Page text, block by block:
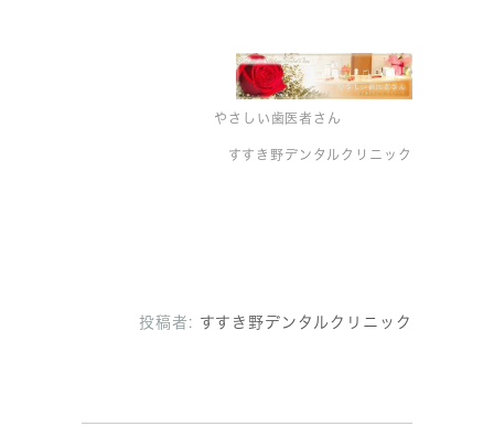
やさしい歯医者さん
すすき野デンタルクリニック
投稿者: すすき野デンタルクリニック